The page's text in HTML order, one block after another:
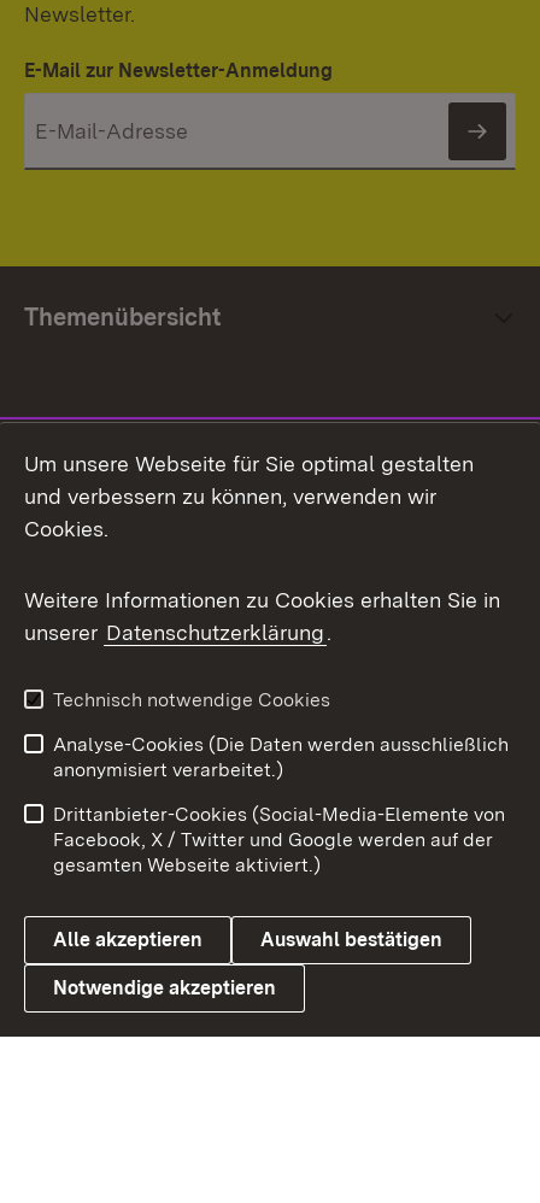
Newsletter.
E-Mail zur Newsletter-Anmeldung
Themenübersicht
Facebook
X / Twitter
Youtube
Link zum Landesportal
Impressum
Kontakt
Barrierefreiheit
Datenschutz
Cookies
Um unsere Webseite für Sie optimal gestalten
und verbessern zu können, verwenden wir
Cookies.
Weitere Informationen zu Cookies erhalten Sie in
unserer Datenschutzerklärung.
Technisch notwendige Cookies
Analyse-Cookies (Die Daten werden ausschließlich
anonymisiert verarbeitet.)
Drittanbieter-Cookies (Social-Media-Elemente von
Facebook, X / Twitter und Google werden auf der
gesamten Webseite aktiviert.)
Alle akzeptieren Auswahl bestätigen
Notwendige akzeptieren